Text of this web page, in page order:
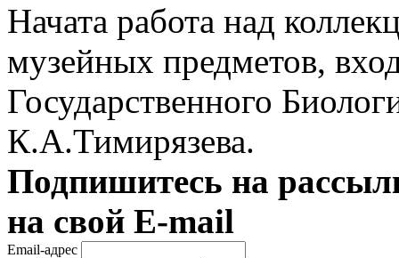
Начата работа над
музейных предметов,
Государственного
К.А.Тимирязева.
Подпишитесь на
на свой E-mail
Email-адрес